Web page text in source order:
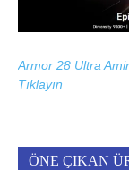
Armor 28 Ultra
Tıklayın
ÖNE ÇIKAN